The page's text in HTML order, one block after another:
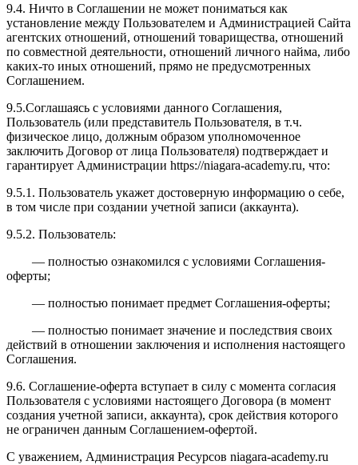
9.4. Ничто в Соглашении не может пониматься как
установление между Пользователем и Администрацией Сайта
агентских отношений, отношений товарищества, отношений
по совместной деятельности, отношений личного найма, либо
каких-то иных отношений, прямо не предусмотренных
Соглашением.
9.5.Соглашаясь с условиями данного Соглашения,
Пользователь (или представитель Пользователя, в т.ч.
физическое лицо, должным образом уполномоченное
заключить Договор от лица Пользователя) подтверждает и
гарантирует Администрации https://niagara-academy.ru, что:
9.5.1. Пользователь укажет достоверную информацию о себе,
в том числе при создании учетной записи (аккаунта).
9.5.2. Пользователь:
— полностью ознакомился с условиями Соглашения-
оферты;
— полностью понимает предмет Соглашения-оферты;
— полностью понимает значение и последствия своих
действий в отношении заключения и исполнения настоящего
Соглашения.
9.6. Соглашение-оферта вступает в силу с момента согласия
Пользователя с условиями настоящего Договора (в момент
создания учетной записи, аккаунта), срок действия которого
не ограничен данным Соглашением-офертой.
С уважением, Администрация Ресурсов niagara-academy.ru